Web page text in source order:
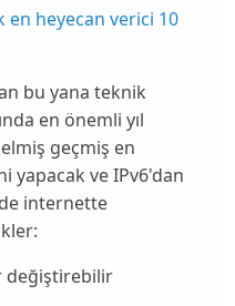
en heyecan verici 10
bu yana teknik
en önemli yıl
geçmiş en
yapacak ve IPv6'dan
internette
değiştirebilir